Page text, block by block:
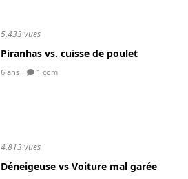
5,433 vues
Piranhas vs. cuisse de poulet
6 ans 1 com
4,813 vues
Déneigeuse vs Voiture mal garée